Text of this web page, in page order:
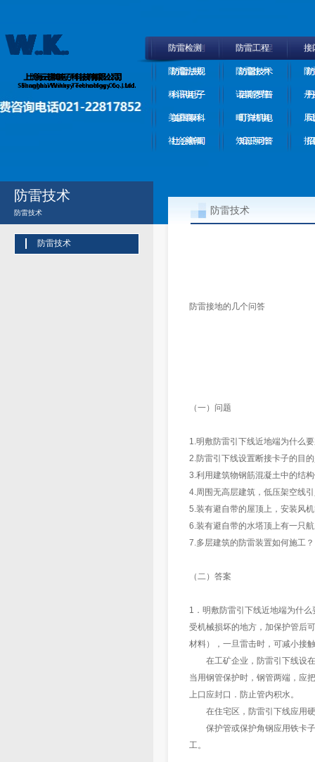
防雷技术
防雷技术 防雷技术
防雷检测 防雷工程 接
防雷法规 防雷技术 防
科讯电子 诺斯罗普 丹
美国泰科 町洋机电 凤
社会新闻 知识问答 招
防雷技术
防雷接地的几个问答
（一）问题
1.明敷防雷引下线近地端为什么
2.防雷引下线设置断接卡子的目
3.利用建筑物钢筋混凝土中的结
4.周围无高层建筑，低压架空线
5.装有避自带的屋顶上，安装风
6.装有避自带的水塔顶上有一只
7.多层建筑的防雷装置如何施工？
（二）答案
1．明敷防雷引下线近地端为什
受机械损坏的地方，加保护管后
材料），一旦雷击时，可减小接
在工矿企业，防雷引下线设在
当用钢管保护时，钢管两端，应
上口应封口．防止管内积水。
在住宅区，防雷引下线应用硬
保护管或保护角钢应用铁卡子
工。